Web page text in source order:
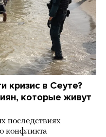
кризис в Сеуте?
которые живут
последствиях
конфликта